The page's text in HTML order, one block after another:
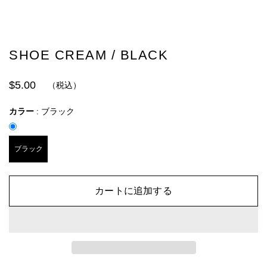
SHOE CREAM / BLACK
$5.00 （税込）
カラー : ブラック
ブラック
カートに追加する